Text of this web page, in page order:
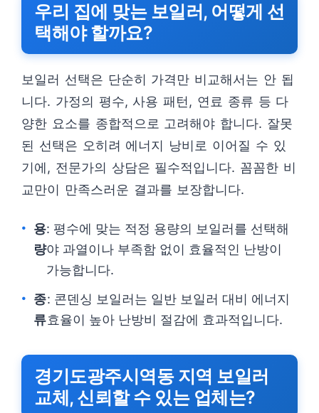
우리 집에 맞는 보일러, 어떻게 선
택해야 할까요?
보일러 선택은 단순히 가격만 비교해서는 안 됩
니다. 가정의 평수, 사용 패턴, 연료 종류 등 다
양한 요소를 종합적으로 고려해야 합니다. 잘못
된 선택은 오히려 에너지 낭비로 이어질 수 있
기에, 전문가의 상담은 필수적입니다. 꼼꼼한 비
교만이 만족스러운 결과를 보장합니다.
용
량
: 평수에 맞는 적정 용량의 보일러를 선택해
야 과열이나 부족함 없이 효율적인 난방이
가능합니다.
종
류
: 콘덴싱 보일러는 일반 보일러 대비 에너지
효율이 높아 난방비 절감에 효과적입니다.
경기도광주시역동 지역 보일러
교체, 신뢰할 수 있는 업체는?